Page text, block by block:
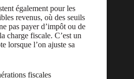
également pour les
revenus, où des seuils
pas payer d’impôt ou de
charge fiscale. C’est un
lorsque l’on ajuste sa
fiscales